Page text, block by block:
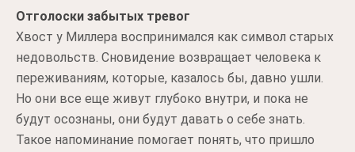
Отголоски забытых тревог
Хвост у Миллера воспринимался как символ старых
недовольств. Сновидение возвращает человека к
переживаниям, которые, казалось бы, давно ушли.
Но они все еще живут глубоко внутри, и пока не
будут осознаны, они будут давать о себе знать.
Такое напоминание помогает понять, что пришло